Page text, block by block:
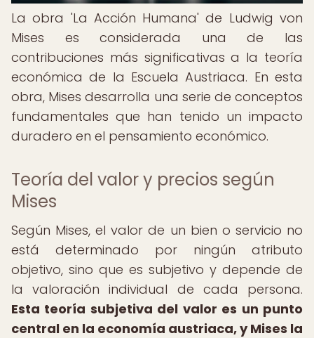
La obra 'La Acción Humana' de Ludwig von
Mises es considerada una de las
contribuciones más significativas a la teoría
económica de la Escuela Austriaca. En esta
obra, Mises desarrolla una serie de conceptos
fundamentales que han tenido un impacto
duradero en el pensamiento económico.
Teoría del valor y precios según
Mises
Según Mises, el valor de un bien o servicio no
está determinado por ningún atributo
objetivo, sino que es subjetivo y depende de
la valoración individual de cada persona.
Esta teoría subjetiva del valor es un punto
central en la economía austriaca, y Mises la